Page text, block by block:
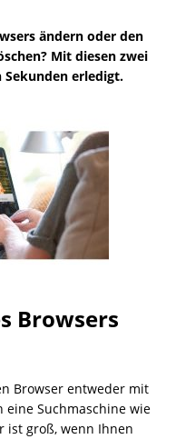
ändern oder den
Mit diesen zwei
erledigt.
Browsers
Browser entweder mit
eine Suchmaschine wie
ist groß, wenn Ihnen